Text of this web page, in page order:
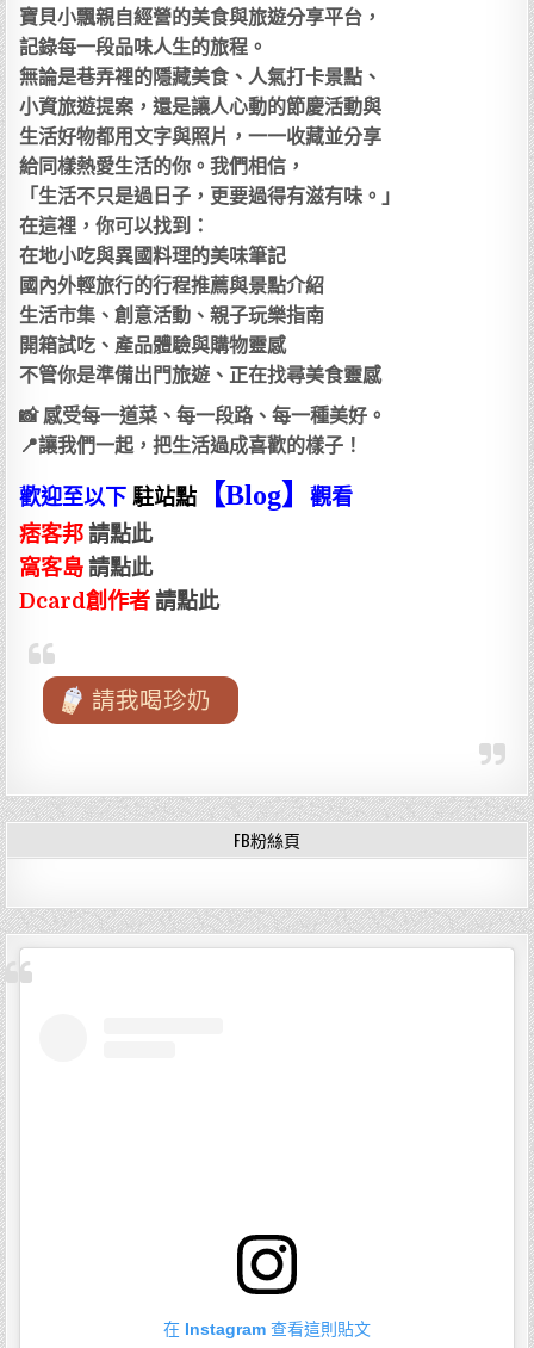
寶貝小飄親自經營的美食與旅遊分享平台，
記錄每一段品味人生的旅程。
無論是巷弄裡的隱藏美食、人氣打卡景點、
小資旅遊提案，還是讓人心動的節慶活動與
生活好物都用文字與照片，一一收藏並分享
給同樣熱愛生活的你。我們相信，
「生活不只是過日子，更要過得有滋有味。」
在這裡，你可以找到：
在地小吃與異國料理的美味筆記
國內外輕旅行的行程推薦與景點介紹
生活市集、創意活動、親子玩樂指南
開箱試吃、產品體驗與購物靈感
不管你是準備出門旅遊、正在找尋美食靈感
📸 感受每一道菜、每一段路、每一種美好。
📍讓我們一起，把生活過成喜歡的樣子！
歡迎至以下駐站點 【Blog】觀看
痞客邦 請點此
窩客島請點此
Dcard創作者 請點此
請我喝珍奶
FB粉絲頁
在 Instagram 查看這則貼文